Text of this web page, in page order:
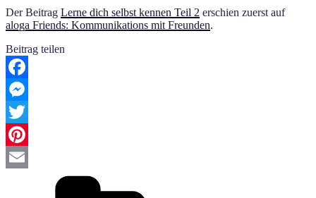
Der Beitrag Lerne dich selbst kennen Teil 2 erschien zuerst auf
aloga Friends: Kommunikations mit Freunden.
Beitrag teilen
Facebook
Messenger
Twitter
Pinterest